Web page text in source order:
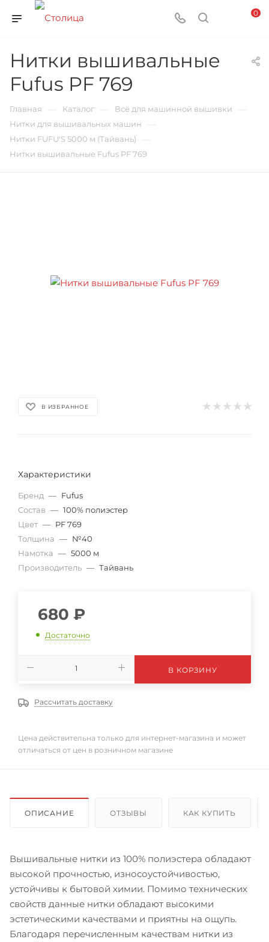
0
Нитки вышивальные
Fufus PF 769
Главная Каталог Всё для машинной вышивки
Нитки для вышивальных машин
Нитки FUFU'S 5000 м (Тайвань)
Нитки вышивальные Fufus PF 769
В ИЗБРАННОЕ
Характеристики
Бренд — Fufus
Состав — 100% полиэстер
Цвет — PF 769
Толщина — №40
Намотка — 5000 м
Производитель — Тайвань
680 ₽
Достаточно
В КОРЗИНУ
Рассчитать доставку
Цена действительна только для интернет-магазина и может
отличаться от цен в розничном магазине
ОПИСАНИЕ ОТЗЫВЫ КАК КУПИТЬ
Вышивальные нитки из 100% полиэстера обладают
высокой прочностью, износоустойчивостью,
устойчивы к бытовой химии. Помимо технических
свойств данные нитки обладают высокими
эстетическими качествами и приятны на ощупь.
Благодаря перечисленным качествам нитки из